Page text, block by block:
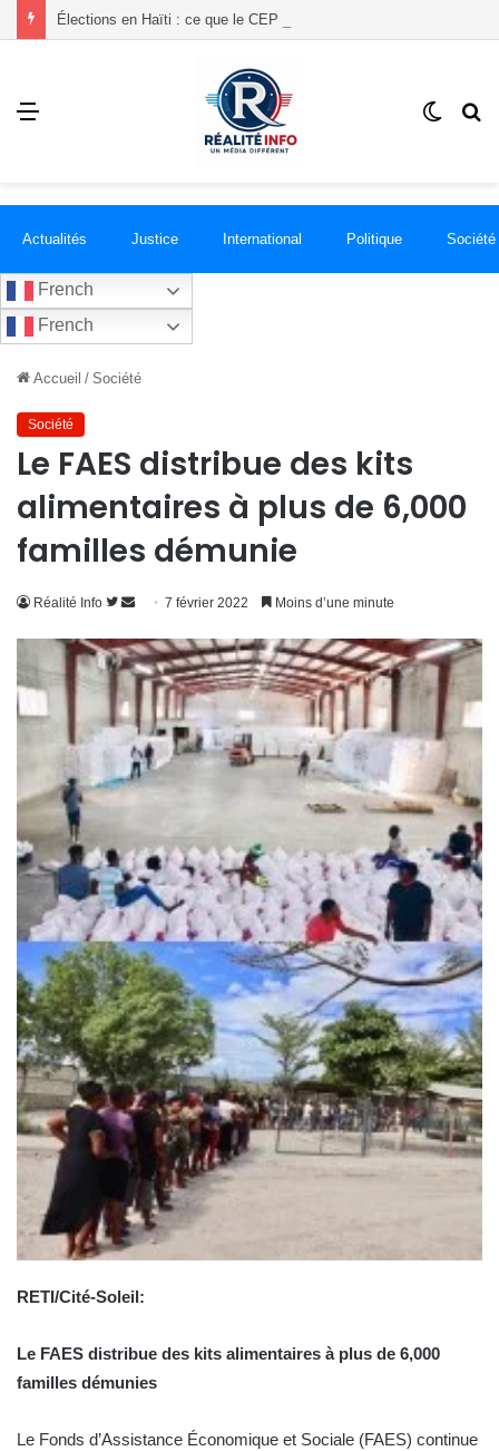
Menu
Switch
Actualités Justice International Politique Société
French
French
Accueil / Société
Société
Le FAES distribue des kits
alimentaires à plus de 6,000
familles démunie
Réalité Info
Suivre
Twitter
Envoyer
courriel
7 février 2022 Moins d’une minute
RETI/Cité-Soleil:
Le FAES distribue des kits alimentaires à plus de 6,000
familles démunies
Le Fonds d’Assistance Économique et Sociale (FAES) continue